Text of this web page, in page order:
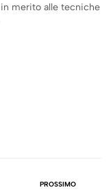
merito alle tecniche
PROSSIMO